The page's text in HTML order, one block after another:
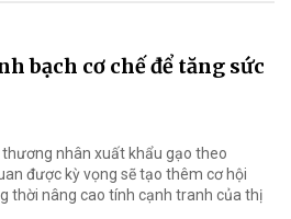
bạch cơ chế để tăng sức
nhân xuất khẩu gạo theo
được kỳ vọng sẽ tạo thêm cơ hội
thời nâng cao tính cạnh tranh của thị